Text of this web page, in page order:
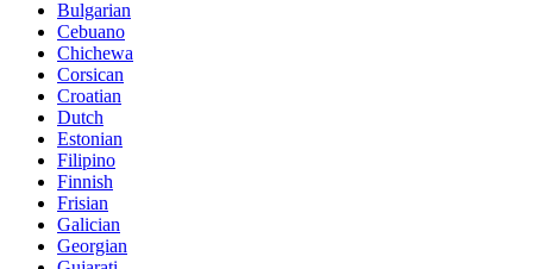
Bulgarian
Cebuano
Chichewa
Corsican
Croatian
Dutch
Estonian
Filipino
Finnish
Frisian
Galician
Georgian